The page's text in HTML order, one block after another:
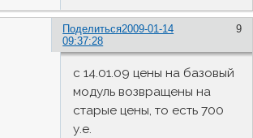
Поделиться 9
2009-01-14
09:37:28
с 14.01.09 цены на базовый
модуль возвращены на
старые цены, то есть 700
у.е.